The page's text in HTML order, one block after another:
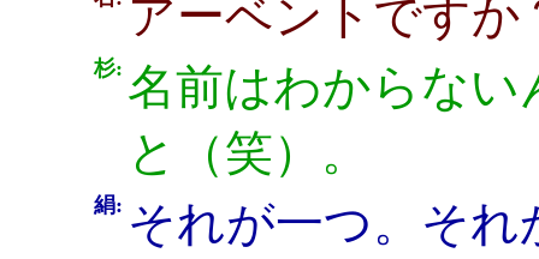
アーベントですか
杉: 名前はわからない
と（笑）。
絹: それが一つ。そ